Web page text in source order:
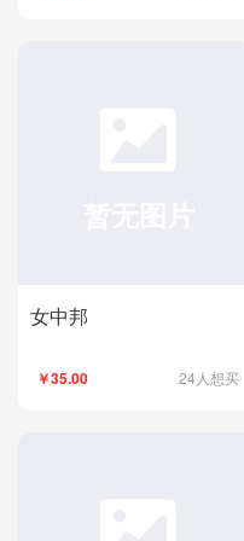
女中邦
￥35.00 24人想买